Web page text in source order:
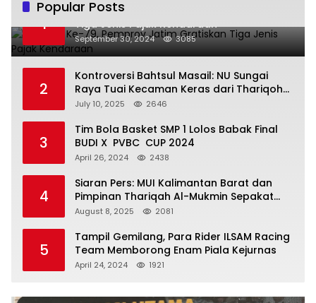
Popular Posts
1
Hari Jadi Ke-79, Pemprov Jatim Gratiskan
Tiga Jenis Pajak Kendaraan
September 30, 2024 3085
2
Kontroversi Bahtsul Masail: NU Sungai
Raya Tuai Kecaman Keras dari Thariqoh
Al Mu’min
July 10, 2025 2646
3
Tim Bola Basket SMP 1 Lolos Babak Final
BUDI X PVBC CUP 2024
April 26, 2024 2438
4
Siaran Pers: MUI Kalimantan Barat dan
Pimpinan Thariqah Al-Mukmin Sepakat
Jaga Umat
August 8, 2025 2081
5
Tampil Gemilang, Para Rider ILSAM Racing
Team Memborong Enam Piala Kejurnas
April 24, 2024 1921